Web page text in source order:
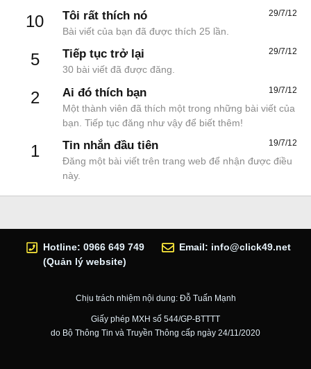
10 29/7/12
Tôi rất thích nó
Bài viết của bạn đã được thích 25 lần.
5 29/7/12
Tiếp tục trở lại
30 bài viết đã được đăng.
2 19/7/12
Ai đó thích bạn
Một thành viên đã thích một trong những bài viết của
bạn. Tiếp tục đăng như vậy để biết thêm!
1 19/7/12
Tin nhắn đầu tiên
Đăng một bài viết trên trang web để nhận được điều
này.
Hotline: 0966 649 749
(Quản lý website)
Email: info@click49.net
Chịu trách nhiệm nội dung: Đỗ Tuấn Mạnh
Giấy phép MXH số 544/GP-BTTTT
do Bộ Thông Tin và Truyền Thông cấp ngày 24/11/2020